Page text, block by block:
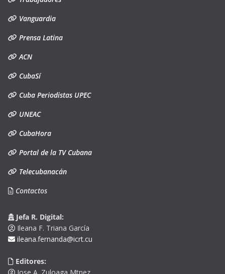
Vanguardia
Prensa Latina
ACN
CubaSí
Cuba Periodistas UPEC
UNEAC
CubaHora
Portal de la TV Cubana
Telecubanacán
Contactos
Jefa R. Digital:
Ileana F. Triana García
ileana.fernanda@icrt.cu
Editores: